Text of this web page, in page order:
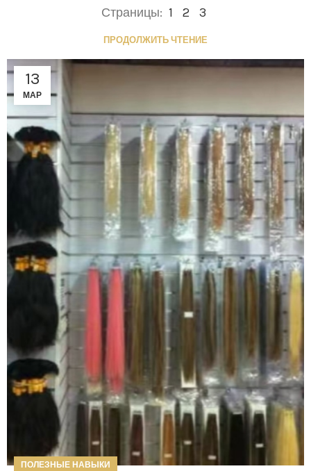
Страницы: 1 2 3
ПРОДОЛЖИТЬ ЧТЕНИЕ
13
МАР
ПОЛЕЗНЫЕ НАВЫКИ